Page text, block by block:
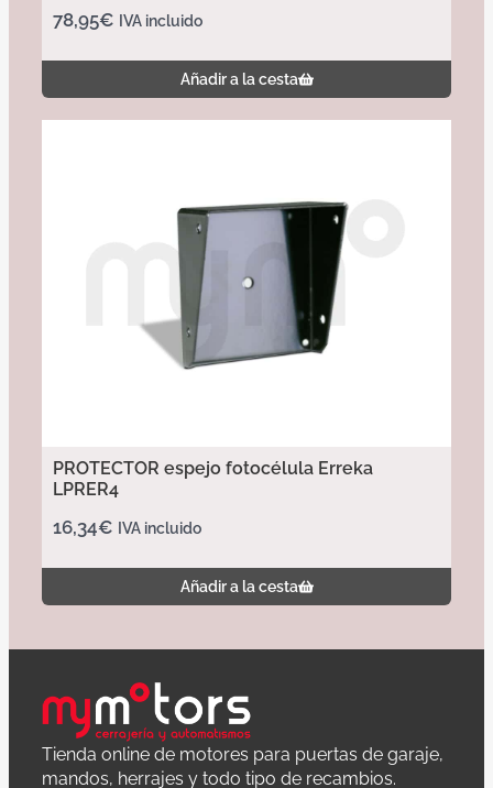
78,95€ IVA incluido
Añadir a la cesta
PROTECTOR espejo fotocélula Erreka
LPRER4
16,34€ IVA incluido
Añadir a la cesta
Tienda online de motores para puertas de garaje,
mandos, herrajes y todo tipo de recambios.